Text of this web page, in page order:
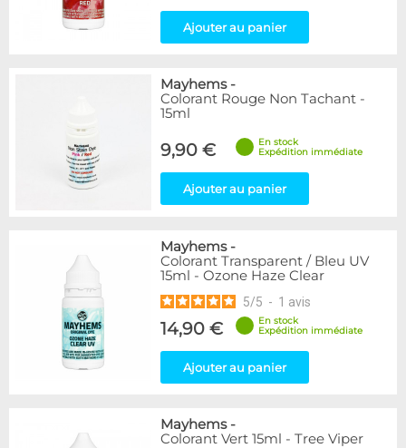
Ajouter au panier
Mayhems-
Colorant Rouge Non Tachant -
15ml
9,90 €
En stock
Expédition immédiate
Ajouter au panier
Mayhems-
Colorant Transparent / Bleu UV
15ml - Ozone Haze Clear
5/5 - 1 avis
14,90 €
En stock
Expédition immédiate
Ajouter au panier
Mayhems-
Colorant Vert 15ml - Tree Viper